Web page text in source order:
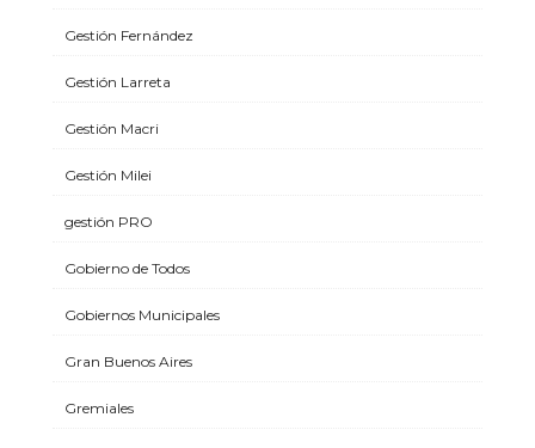
Gestión Fernández
Gestión Larreta
Gestión Macri
Gestión Milei
gestión PRO
Gobierno de Todos
Gobiernos Municipales
Gran Buenos Aires
Gremiales